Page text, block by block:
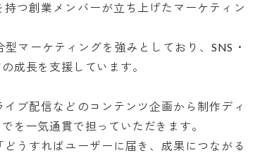
つ創業メンバーが立ち上げたマーケティン
マーケティングを強みとしており、SNS・
成長を支援しています。
ブ配信などのコンテンツ企画から制作ディ
を一気通貫で担っていただきます。
うすればユーザーに届き、成果につながる